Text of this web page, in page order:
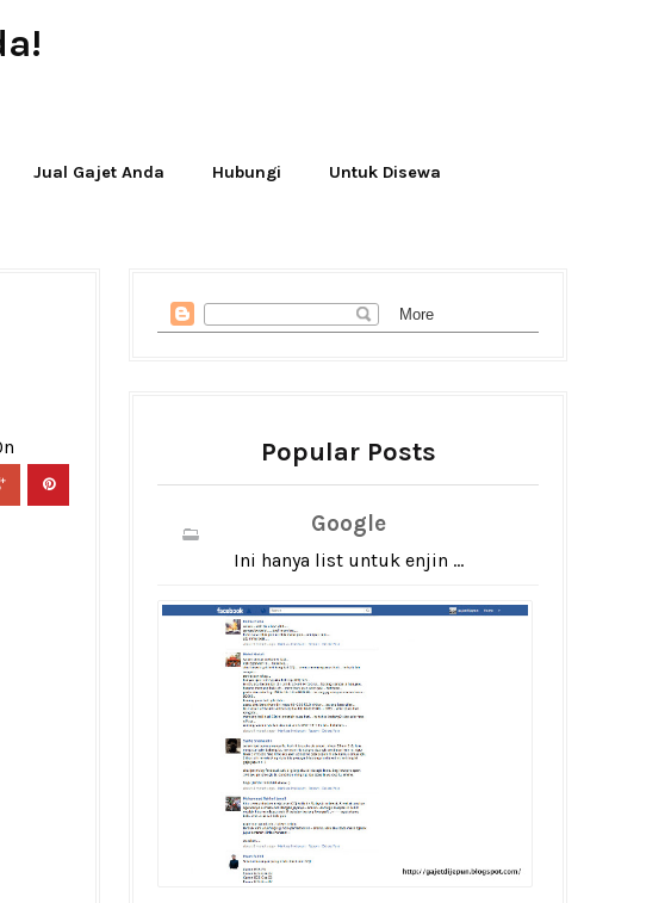
Jual Gajet Anda Hubungi Untuk Disewa
Popular Posts
Google
Ini hanya list untuk enjin ...